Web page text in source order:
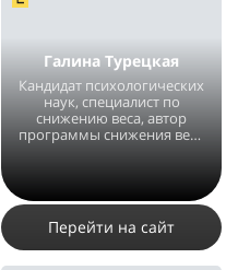
Галина Турецкая
Кандидат психологических
наук, специалист по
снижению веса, автор
программы снижения веса
Перейти на сайт